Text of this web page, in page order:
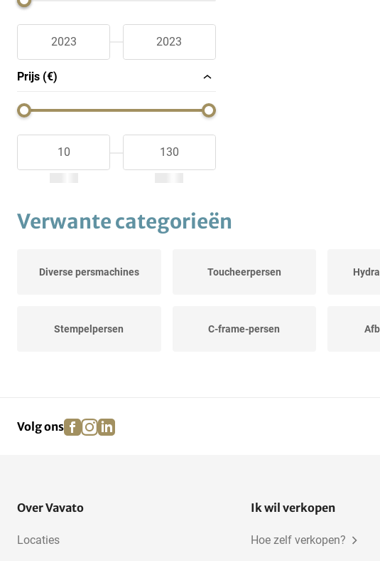
Prijs (€)
Verwante categorieën
Diverse persmachines Toucheerpersen
Stempelpersen C-frame-persen
Volg ons facebook
instagram
linkedin
Over Vavato
Locaties
Ik wil verkopen
Hoe zelf verkopen?